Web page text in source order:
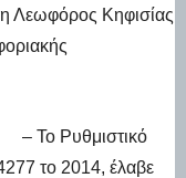
η Λεωφόρος Κηφισίας
– Το Ρυθμιστικό
το 2014, έλαβε